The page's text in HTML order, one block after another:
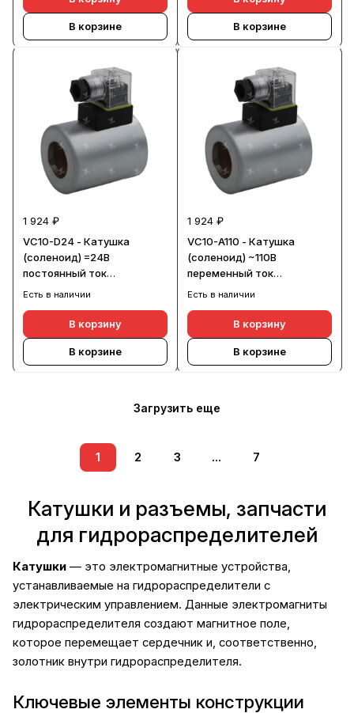
В корзине В корзине
1 924 ₽
VC10-D24 - Катушка
(соленоид) =24В
постоянный ток
(d32xD60xH75)
Есть в наличии
В корзину
В корзине
1 924 ₽
VC10-A110 - Катушка
(соленоид) ~110В
переменный ток
(d32xD60xH75)
Есть в наличии
В корзину
В корзине
Загрузить еще
1 2 3 ... 7
Катушки и разъемы, запчасти
для гидрораспределителей
Катушки — это электромагнитные устройства,
устанавливаемые на гидрораспределители с
электрическим управлением. Данные электромагниты
гидрораспределителя создают магнитное поле,
которое перемещает сердечник и, соответственно,
золотник внутри гидрораспределителя.
Ключевые элементы конструкции